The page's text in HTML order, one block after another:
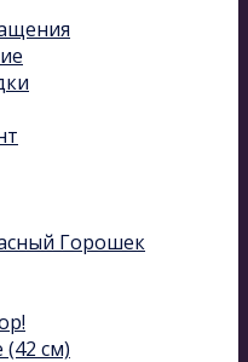
Горошек
см)